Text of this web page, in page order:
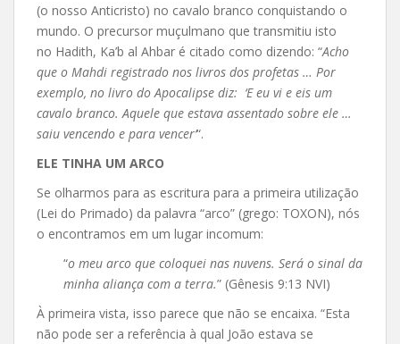
(o nosso Anticristo) no cavalo branco conquistando o
mundo. O precursor muçulmano que transmitiu isto
no Hadith, Ka’b al Ahbar é citado como dizendo: “Acho
que o Mahdi registrado nos livros dos profetas … Por
exemplo, no livro do Apocalipse diz: ‘E eu vi e eis um
cavalo branco. Aquele que estava assentado sobre ele …
saiu vencendo e para vencer’“.
ELE TINHA UM ARCO
Se olharmos para as escritura para a primeira utilização
(Lei do Primado) da palavra “arco” (grego: TOXON), nós
o encontramos em um lugar incomum:
“o meu arco que coloquei nas nuvens. Será o sinal da
minha aliança com a terra.” (Gênesis 9:13 NVI)
À primeira vista, isso parece que não se encaixa. “Esta
não pode ser a referência à qual João estava se